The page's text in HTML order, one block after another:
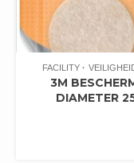
FACILITY
3M
DIAMETER